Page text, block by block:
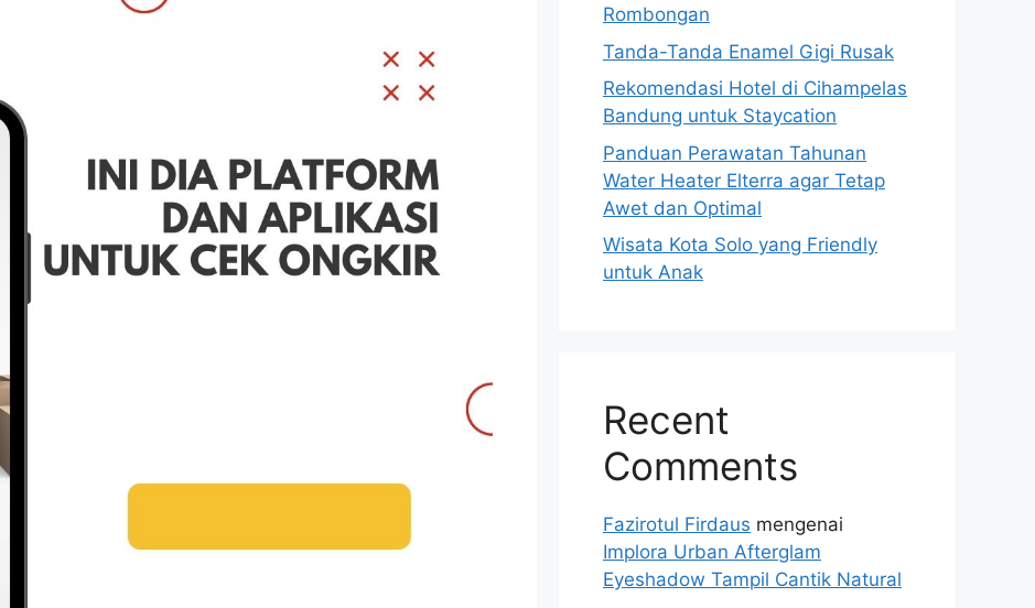
Rombongan
Tanda-Tanda Enamel Gigi Rusak
Rekomendasi Hotel di Cihampelas
Bandung untuk Staycation
Panduan Perawatan Tahunan
Water Heater Elterra agar Tetap
Awet dan Optimal
Wisata Kota Solo yang Friendly
untuk Anak
Recent
Comments
Fazirotul Firdaus mengenai
Implora Urban Afterglam
Eyeshadow Tampil Cantik Natural